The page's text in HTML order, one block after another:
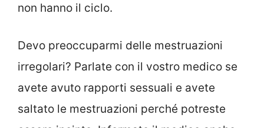
non hanno il ciclo.
Devo preoccuparmi delle mestruazioni
irregolari? Parlate con il vostro medico se
avete avuto rapporti sessuali e avete
saltato le mestruazioni perché potreste